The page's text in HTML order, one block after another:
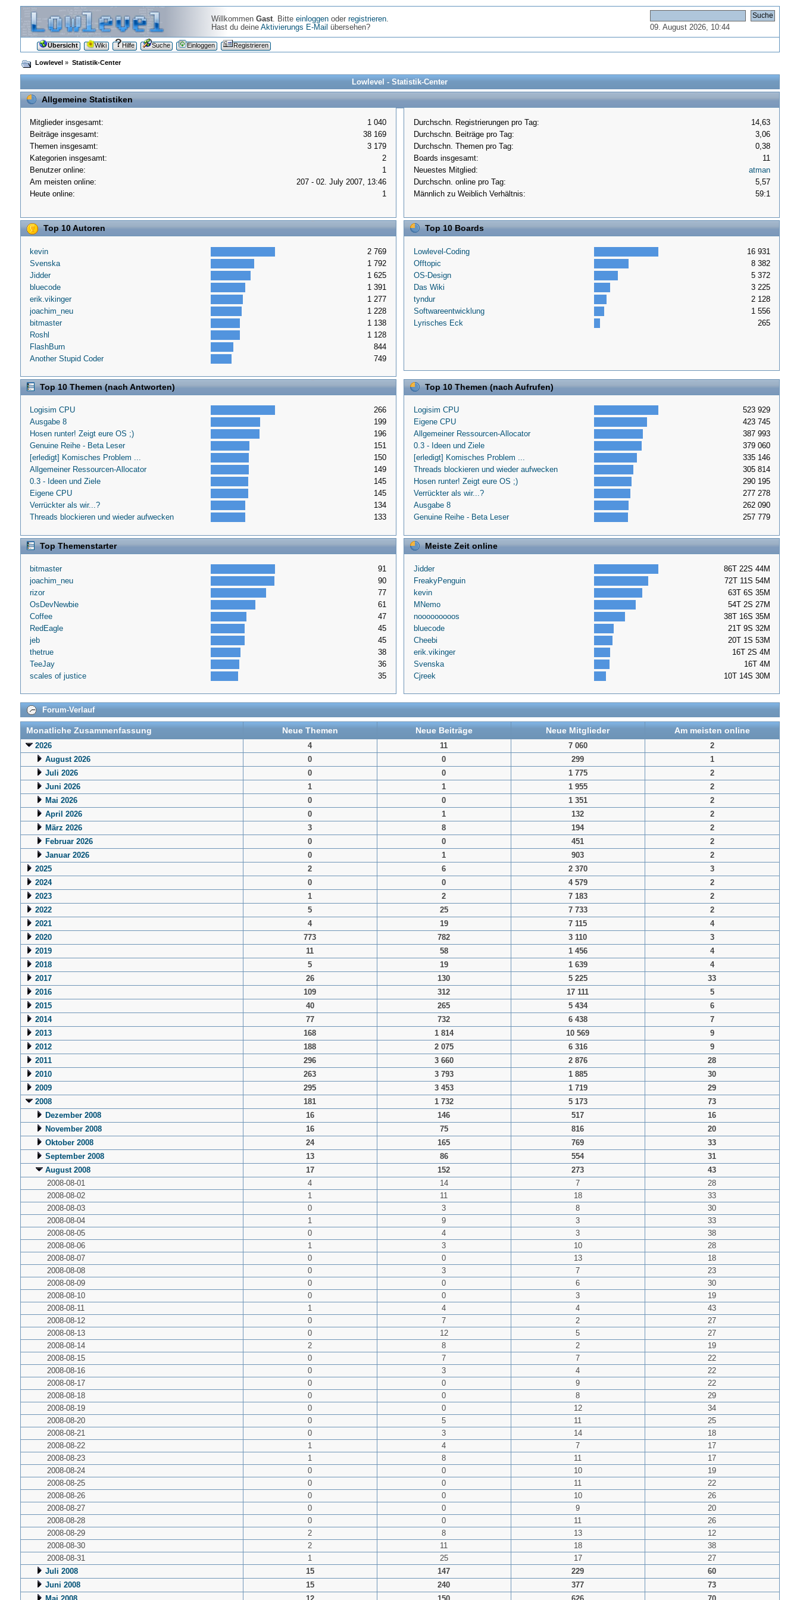
09. August 2026, 10:44
Willkommen Gast. Bitte einloggenoder registrieren.
Hast du deine Aktivierungs E-Mail übersehen?
Übersicht Wiki Hilfe Suche Einloggen Registrieren
Lowlevel » Statistik-Center
Lowlevel - Statistik-Center
Allgemeine Statistiken
Mitglieder insgesamt:
1 040
Beiträge insgesamt:
38 169
Themen insgesamt:
3 179
Kategorien insgesamt:
2
Benutzer online:
1
Am meisten online:
207 - 02. July 2007, 13:46
Heute online:
1
Durchschn. Registrierungen pro Tag:
14,63
Durchschn. Beiträge pro Tag:
3,06
Durchschn. Themen pro Tag:
0,38
Boards insgesamt:
11
Neuestes Mitglied:
atman
Durchschn. online pro Tag:
5,57
Männlich zu Weiblich Verhältnis:
59:1
Top 10 Autoren
kevin
2 769
Svenska
1 792
Jidder
1 625
bluecode
1 391
erik.vikinger
1 277
joachim_neu
1 228
bitmaster
1 138
Roshl
1 128
FlashBurn
844
Another Stupid Coder
749
Top 10 Boards
Lowlevel-Coding
16 931
Offtopic
8 382
OS-Design
5 372
Das Wiki
3 225
tyndur
2 128
Softwareentwicklung
1 556
Lyrisches Eck
265
Top 10 Themen (nach Antworten)
Logisim CPU
266
Ausgabe 8
199
Hosen runter! Zeigt eure OS ;)
196
Genuine Reihe - Beta Leser
151
[erledigt] Komisches Problem ...
150
Allgemeiner Ressourcen-Allocator
149
0.3 - Ideen und Ziele
145
Eigene CPU
145
Verrückter als wir...?
134
Threads blockieren und wieder aufwecken
133
Top 10 Themen (nach Aufrufen)
Logisim CPU
523 929
Eigene CPU
423 745
Allgemeiner Ressourcen-Allocator
387 993
0.3 - Ideen und Ziele
379 060
[erledigt] Komisches Problem ...
335 146
Threads blockieren und wieder aufwecken
305 814
Hosen runter! Zeigt eure OS ;)
290 195
Verrückter als wir...?
277 278
Ausgabe 8
262 090
Genuine Reihe - Beta Leser
257 779
Top Themenstarter
bitmaster
91
joachim_neu
90
rizor
77
OsDevNewbie
61
Coffee
47
RedEagle
45
jeb
45
thetrue
38
TeeJay
36
scales of justice
35
Meiste Zeit online
Jidder
86T 22S 44M
FreakyPenguin
72T 11S 54M
kevin
63T 6S 35M
MNemo
54T 2S 27M
nooooooooos
38T 16S 35M
bluecode
21T 9S 32M
Cheebi
20T 1S 53M
erik.vikinger
16T 2S 4M
Svenska
16T 4M
Cjreek
10T 14S 30M
Forum-Verlauf
Monatliche Zusammenfassung Neue Themen Neue Beiträge Neue Mitglieder Am meisten online
2026 4 11 7 060
2
August 2026
0 0 299
1
Juli 2026
0 0 1 775
2
Juni 2026
1 1 1 955
2
Mai 2026
0 0 1 351
2
April 2026
0 1 132
2
März 2026
3 8 194
2
Februar 2026
0 0 451
2
Januar 2026
0 1 903
2
2025
2 6 2 370
3
2024
0 0 4 579
2
2023
1 2 7 183
2
2022
5 25 7 733
2
2021
4 19 7 115
4
2020
773 782 3 110
3
2019
11 58 1 456
4
2018
5 19 1 639
4
2017
26 130 5 225
33
2016
109 312 17 111
5
2015
40 265 5 434
6
2014
77 732 6 438
7
2013
168 1 814 10 569
9
2012
188 2 075 6 316
9
2011
296 3 660 2 876
28
2010
263 3 793 1 885
30
2009
295 3 453 1 719
29
2008
181 1 732 5 173
73
Dezember 2008
16 146 517
16
November 2008
16 75 816
20
Oktober 2008
24 165 769
33
September 2008
13 86 554
31
August 2008
17 152 273
43
2008-08-01
4 14 7
28
2008-08-02
1 11 18
33
2008-08-03
0 3 8
30
2008-08-04
1 9 3
33
2008-08-05
0 4 3
38
2008-08-06
1 3 10
28
2008-08-07
0 0 13
18
2008-08-08
0 3 7
23
2008-08-09
0 0 6
30
2008-08-10
0 0 3
19
2008-08-11
1 4 4
43
2008-08-12
0 7 2
27
2008-08-13
0 12 5
27
2008-08-14
2 8 2
19
2008-08-15
0 7 7
22
2008-08-16
0 3 4
22
2008-08-17
0 0 9
22
2008-08-18
0 0 8
29
2008-08-19
0 0 12
34
2008-08-20
0 5 11
25
2008-08-21
0 3 14
18
2008-08-22
1 4 7
17
2008-08-23
1 8 11
17
2008-08-24
0 0 10
19
2008-08-25
0 0 11
22
2008-08-26
0 0 10
26
2008-08-27
0 0 9
20
2008-08-28
0 0 11
26
2008-08-29
2 8 13
12
2008-08-30
2 11 18
38
2008-08-31
1 25 17
27
Juli 2008
15 147 229
60
Juni 2008
15 240 377
73